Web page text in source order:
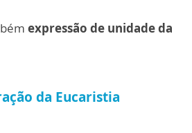
expressão de unidade da
da Eucaristia